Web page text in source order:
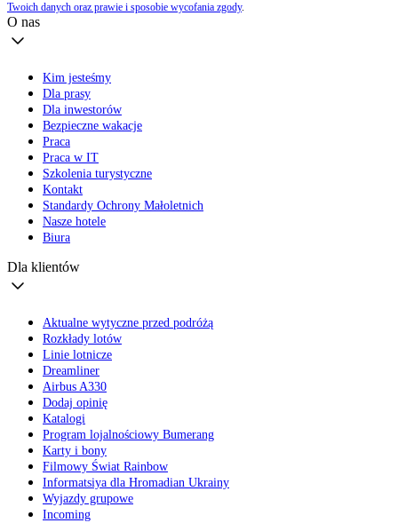
Twoich danych oraz prawie i sposobie wycofania zgody.
O nas
Kim jesteśmy
Dla prasy
Dla inwestorów
Bezpieczne wakacje
Praca
Praca w IT
Szkolenia turystyczne
Kontakt
Standardy Ochrony Małoletnich
Nasze hotele
Biura
Dla klientów
Aktualne wytyczne przed podróżą
Rozkłady lotów
Linie lotnicze
Dreamliner
Airbus A330
Dodaj opinię
Katalogi
Program lojalnościowy Bumerang
Karty i bony
Filmowy Świat Rainbow
Informatsiya dla Hromadian Ukrainy
Wyjazdy grupowe
Incoming